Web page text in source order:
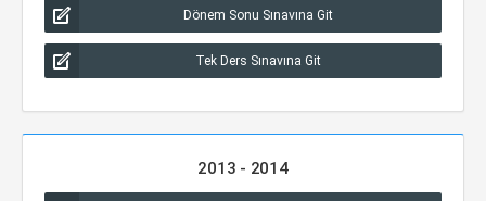
Dönem Sonu Sınavına Git
Tek Ders Sınavına Git
2013 - 2014